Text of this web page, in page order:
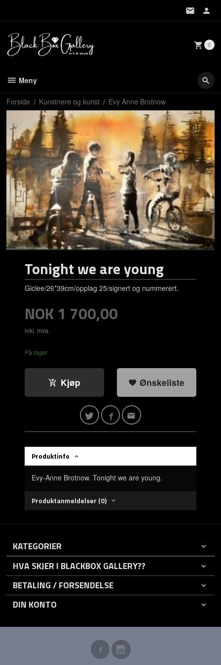
0
Meny
Forside Kunstnere og kunst Evy Anne Brotnow
Tonight we are young
Giclee/26*39cm/opplag 25/signert og nummerert.
Pris
NOK 1 700,00
inkl. mva.
På lager
Kjøp Ønskeliste
Produktinfo
Evy-Anne Brotnow. Tonight we are young.
Produktanmeldelser (0)
KATEGORIER
HVA SKJER I BLACKBOX GALLERY??
BETALING / FORSENDELSE
DIN KONTO